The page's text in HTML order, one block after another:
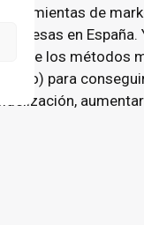
herramientas de
empresas en
uno de los métodos
precio) para
fidelización,